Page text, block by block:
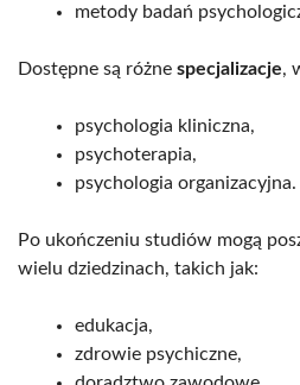
metody badań
Dostępne są różne specjalizacje,
psychologia kliniczna,
psychoterapia,
psychologia organizacyjna.
Po ukończeniu studiów mogą
wielu dziedzinach, takich jak:
edukacja,
zdrowie psychiczne,